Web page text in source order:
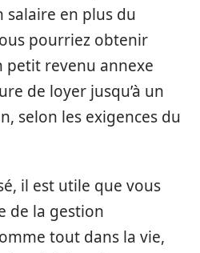
en plus du
pourriez obtenir
petit revenu annexe
de loyer jusqu’à un
selon les exigences du
il est utile que vous
de la gestion
tout dans la vie,